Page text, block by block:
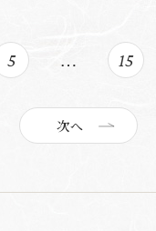
5 … 15
次へ